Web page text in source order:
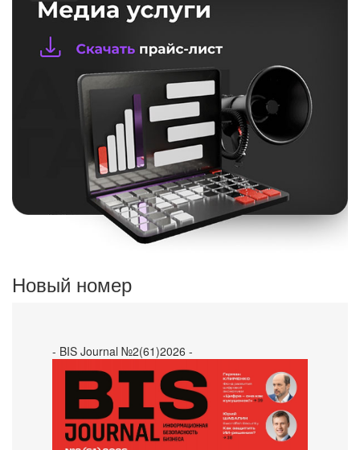
Новый номер
- BIS Journal №2(61)2026 -